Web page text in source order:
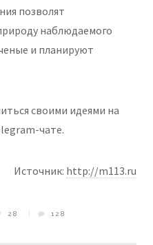
позволят
наблюдаемого
и планируют
своими идеями на
чате.
Источник: http://m113.ru
28 128